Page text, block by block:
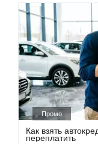
Промо
Как взять
переплатить